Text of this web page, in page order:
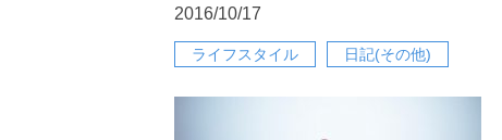
2016/10/17
ライフスタイル 日記(その他)